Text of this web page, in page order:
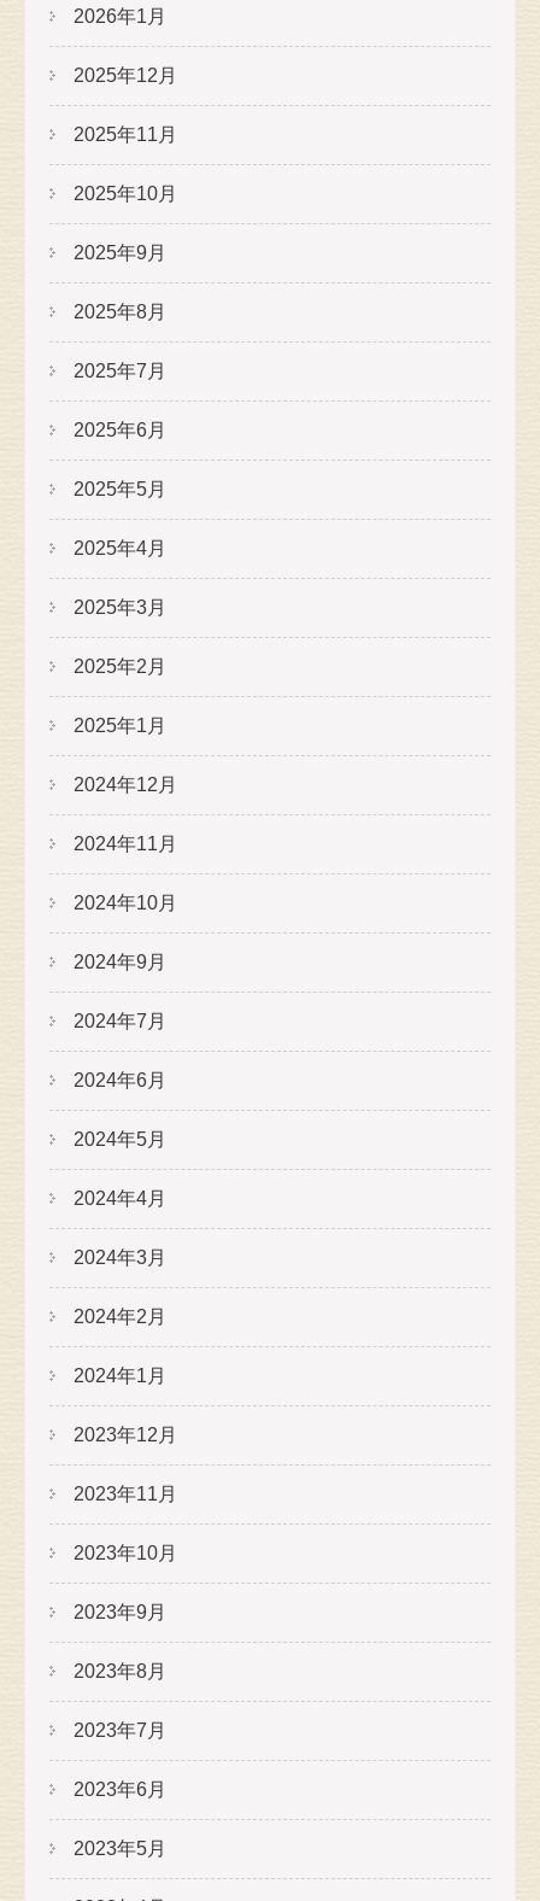
2026年1月
2025年12月
2025年11月
2025年10月
2025年9月
2025年8月
2025年7月
2025年6月
2025年5月
2025年4月
2025年3月
2025年2月
2025年1月
2024年12月
2024年11月
2024年10月
2024年9月
2024年7月
2024年6月
2024年5月
2024年4月
2024年3月
2024年2月
2024年1月
2023年12月
2023年11月
2023年10月
2023年9月
2023年8月
2023年7月
2023年6月
2023年5月